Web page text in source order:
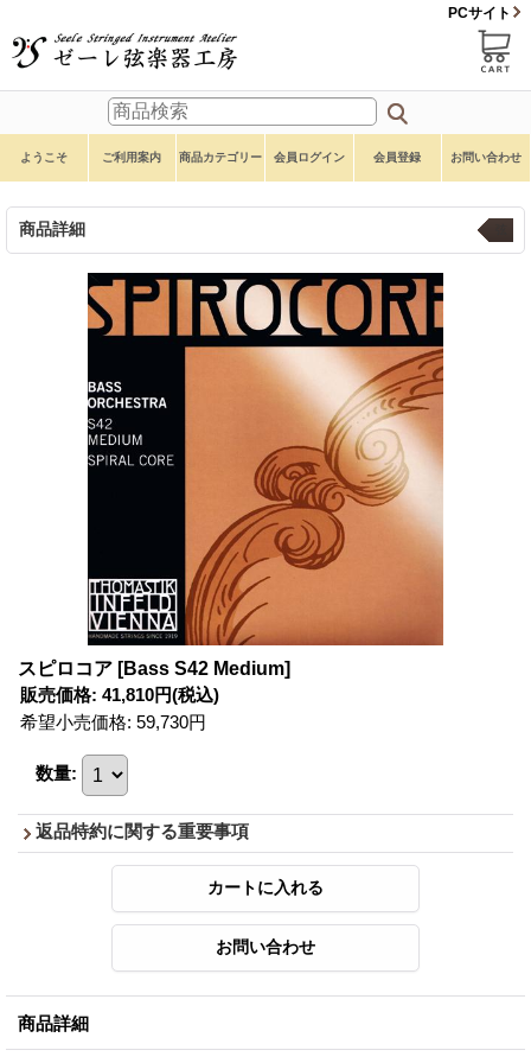
PCサイト
ようこそ ご利用案内 商品カテゴリー 会員ログイン 会員登録 お問い合わせ
商品詳細
スピロコア [Bass S42 Medium]
販売価格: 41,810円(税込)
希望小売価格: 59,730円
数量:
返品特約に関する重要事項
商品詳細